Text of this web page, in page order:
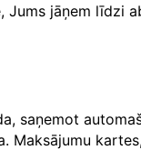
jāņem līdzi
saņemot
Maksājumu